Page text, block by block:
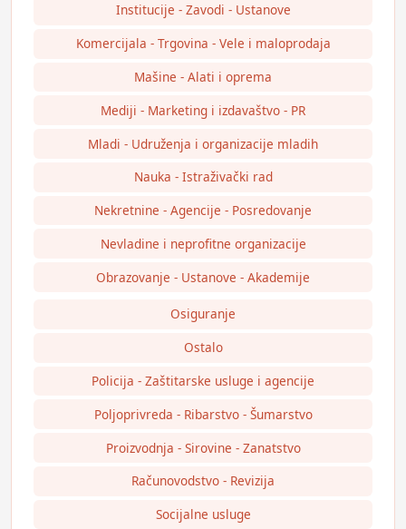
Institucije - Zavodi - Ustanove
Komercijala - Trgovina - Vele i maloprodaja
Mašine - Alati i oprema
Mediji - Marketing i izdavaštvo - PR
Mladi - Udruženja i organizacije mladih
Nauka - Istraživački rad
Nekretnine - Agencije - Posredovanje
Nevladine i neprofitne organizacije
Obrazovanje - Ustanove - Akademije
Osiguranje
Ostalo
Policija - Zaštitarske usluge i agencije
Poljoprivreda - Ribarstvo - Šumarstvo
Proizvodnja - Sirovine - Zanatstvo
Računovodstvo - Revizija
Socijalne usluge